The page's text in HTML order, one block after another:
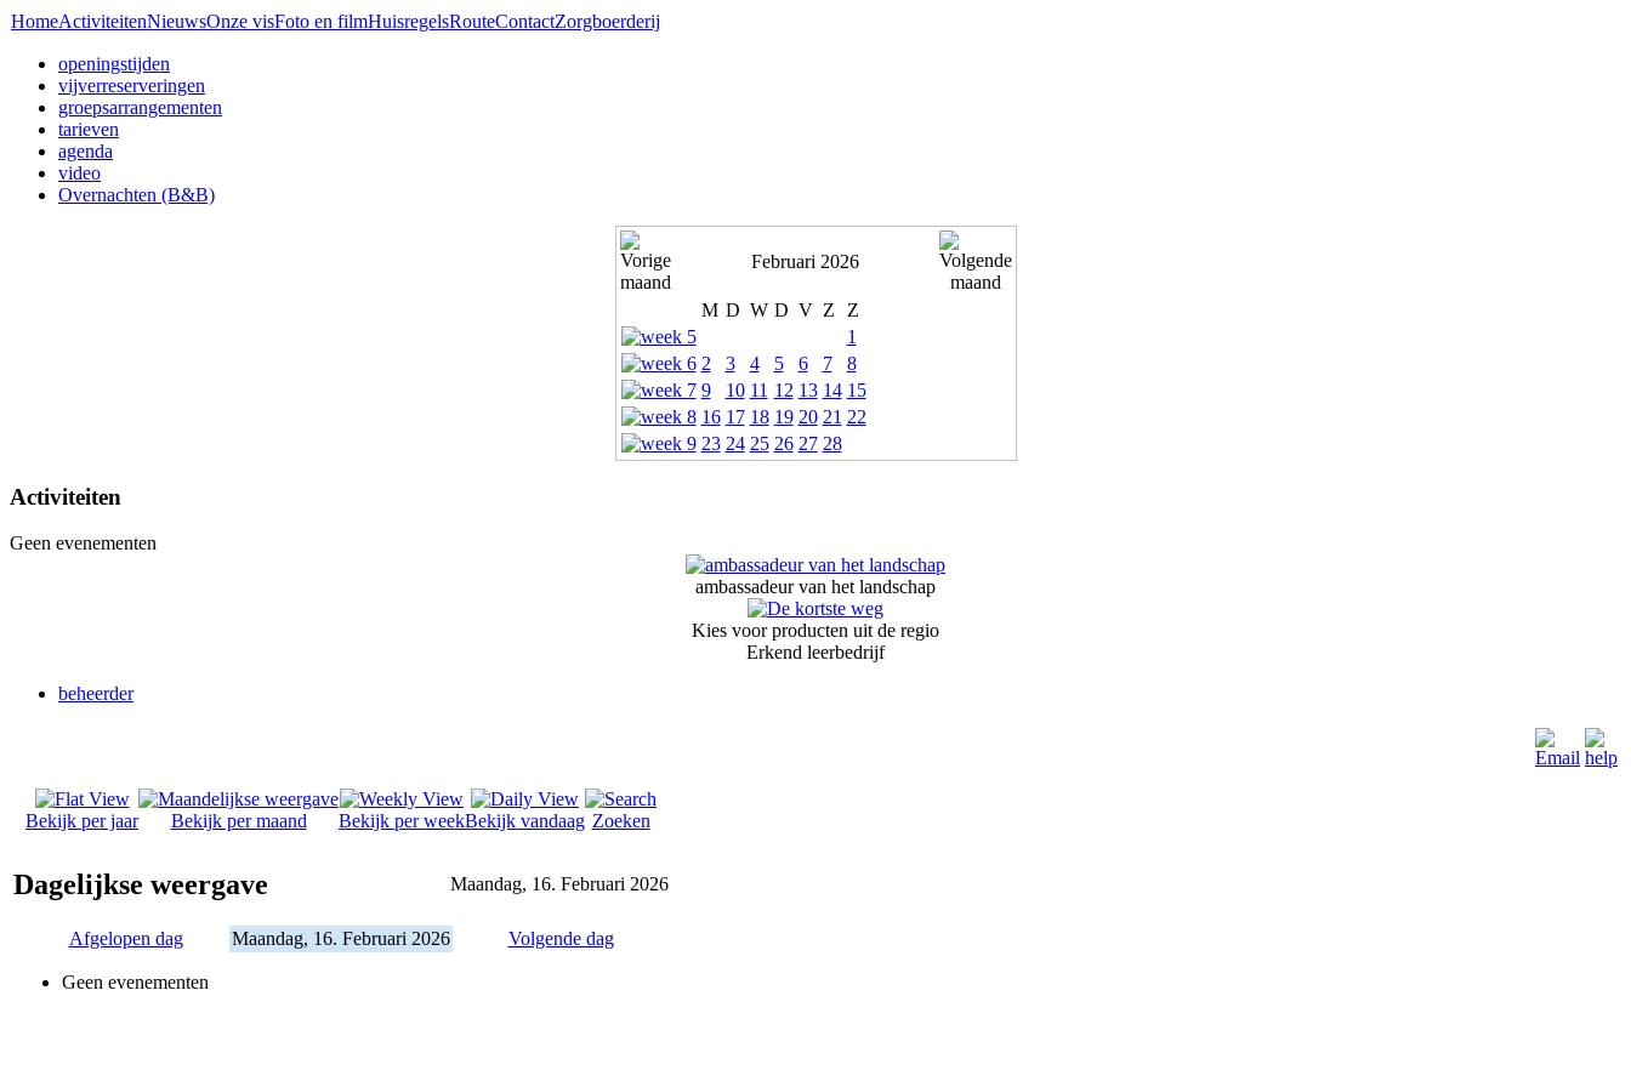
HomeActiviteitenNieuwsOnze visFoto en filmHuisregelsRouteContactZorgboerderij
openingstijden
vijverreserveringen
groepsarrangementen
tarieven
agenda
video
Overnachten (B&B)
Februari 2026
M D W D V Z
Z
1
2
3 4 5 6 7
8
9
10 11 12 13 14 15
16 17 18 19 20 21 22
23 24 25 26 27 28
Activiteiten
Geen evenementen
ambassadeur van het landschap
Kies voor producten uit de regio
Erkend leerbedrijf
beheerder
Bekijk per jaar Bekijk per maand Bekijk per weekBekijk vandaag Zoeken
Dagelijkse weergave Maandag, 16. Februari 2026
Afgelopen dag Maandag, 16. Februari 2026 Volgende dag
Geen evenementen